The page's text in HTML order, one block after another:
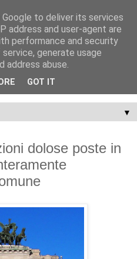
▼
dolose poste in
to deliver its services
address and user-agent are
performance and security
generate usage
abuse.
GOT IT